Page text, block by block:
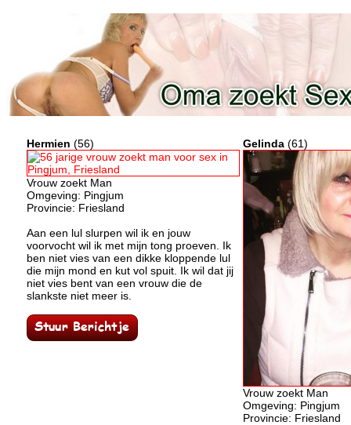
Hermien (56)
Vrouw zoekt Man
Omgeving: Pingjum
Provincie: Friesland
Aan een lul slurpen wil ik en jouw
voorvocht wil ik met mijn tong proeven. Ik
ben niet vies van een dikke kloppende lul
die mijn mond en kut vol spuit. Ik wil dat jij
niet vies bent van een vrouw die de
slankste niet meer is.
Gelinda (61)
Vrouw zoekt Man
Omgeving: Pingjum
Provincie: Friesland